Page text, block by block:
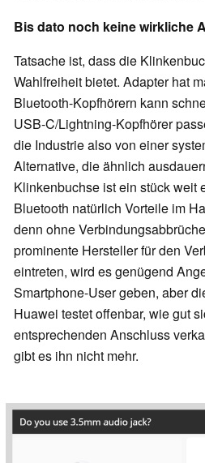
Bis dato noch keine wirkliche
Tatsache ist, dass die
Wahlfreiheit bietet. Adapter hat
Bluetooth-Kopfhörern kann
USB-C/Lightning-Kopfhörer
die Industrie also von einer
Alternative, die ähnlich
Klinkenbuchse ist ein stück weit
Bluetooth natürlich Vorteile im
denn ohne
prominente Hersteller für den
eintreten, wird es genügend
Smartphone-User geben, aber
Huawei testet offenbar, wie gut
entsprechenden Anschluss
gibt es ihn nicht mehr.